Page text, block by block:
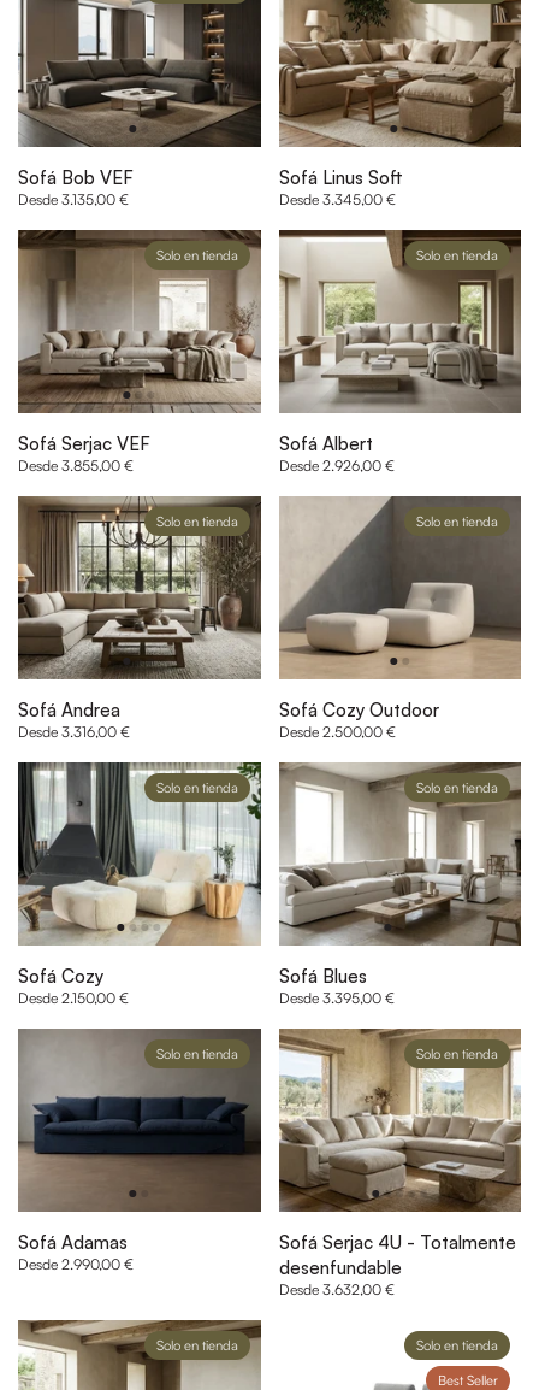
Sofá Bob VEF
Desde 3.135,00 €
Sofá Linus Soft
Desde 3.345,00 €
Sofá Serjac VEF
Desde 3.855,00 €
Solo en tienda
Sofá Albert
Desde 2.926,00 €
Solo en tienda
Sofá Andrea
Desde 3.316,00 €
Solo en tienda
Sofá Cozy Outdoor
Desde 2.500,00 €
Solo en tienda
Sofá Cozy
Desde 2.150,00 €
Solo en tienda
Sofá Blues
Desde 3.395,00 €
Solo en tienda
Sofá Adamas
Desde 2.990,00 €
Solo en tienda
Sofá Serjac 4U - Totalmente
desenfundable
Desde 3.632,00 €
Solo en tienda
Solo en tienda Solo en tienda
Best Seller